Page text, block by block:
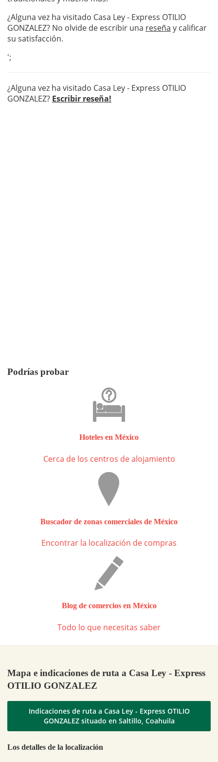
¿Alguna vez ha visitado Casa Ley - Express OTILIO
GONZALEZ? No olvide de escribir una reseña y calificar
su satisfacción.
';
¿Alguna vez ha visitado Casa Ley - Express OTILIO
GONZALEZ? Escribir reseña!
Podrías probar
Hoteles en México
Cerca de los centros de alojamiento
Buscador de zonas comerciales de México
Encontrar la localización de compras
Blog de comercios en México
Todo lo que necesitas saber
Mapa e indicaciones de ruta a Casa Ley - Express
OTILIO GONZALEZ
Indicaciones de ruta a Casa Ley - Express OTILIO
GONZALEZ situado en Saltillo, Coahuila
Los detalles de la localización